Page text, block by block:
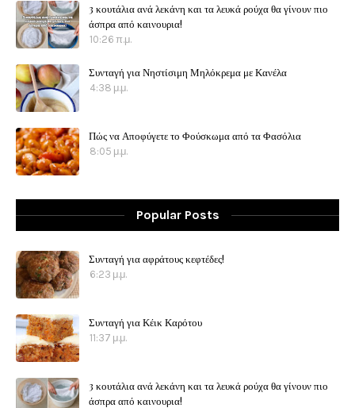
3 κουτάλια ανά λεκάνη και τα λευκά ρούχα θα γίνουν πιο
άσπρα από καινουρια!
10:26 π.μ.
Συνταγή για Νηστίσιμη Μηλόκρεμα με Κανέλα
4:38 μ.μ.
Πώς να Αποφύγετε το Φούσκωμα από τα Φασόλια
8:05 μ.μ.
Popular Posts
Συνταγή για αφράτους κεφτέδες!
6:23 μ.μ.
Συνταγή για Κέικ Καρότου
11:37 μ.μ.
3 κουτάλια ανά λεκάνη και τα λευκά ρούχα θα γίνουν πιο
άσπρα από καινουρια!